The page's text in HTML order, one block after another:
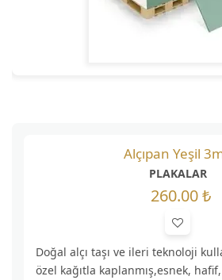
Alçıpan Yeşil
PLAKALAR
260.00 ₺
Doğal alçı taşı ve ileri teknoloji
özel kağıtla kaplanmış,esnek,